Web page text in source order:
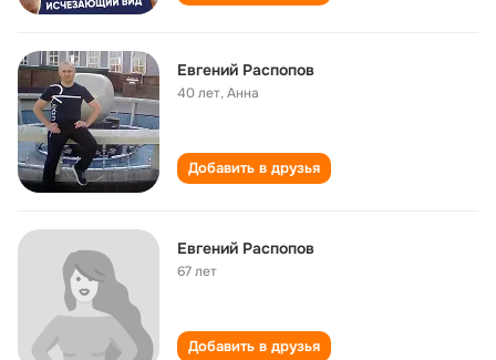
Евгений Распопов
40 лет,Анна
Добавить в друзья
Евгений Распопов
67 лет
Добавить в друзья